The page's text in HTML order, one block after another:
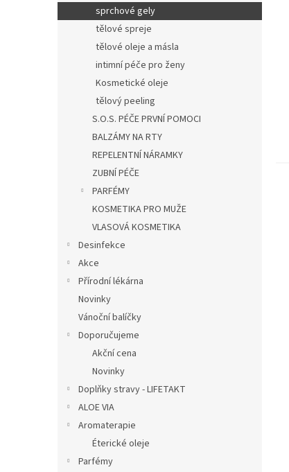
n
e
sprchové gely
tělové spreje
tělové oleje a másla
intimní péče pro ženy
Kosmetické oleje
tělový peeling
S.O.S. PÉČE PRVNÍ POMOCI
BALZÁMY NA RTY
REPELENTNÍ NÁRAMKY
ZUBNÍ PÉČE
PARFÉMY
KOSMETIKA PRO MUŽE
VLASOVÁ KOSMETIKA
Desinfekce
Akce
Přírodní lékárna
Novinky
Vánoční balíčky
Doporučujeme
Akční cena
Novinky
Doplňky stravy - LIFETAKT
ALOE VIA
Aromaterapie
Éterické oleje
Parfémy